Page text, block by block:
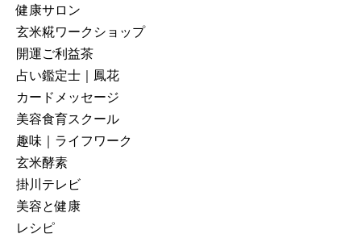
健康サロン
玄米糀ワークショップ
開運ご利益茶
占い鑑定士｜鳳花
カードメッセージ
美容食育スクール
趣味｜ライフワーク
玄米酵素
掛川テレビ
美容と健康
レシピ